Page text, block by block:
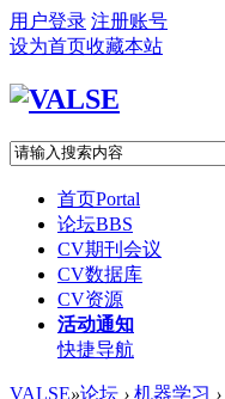
用户登录 注册账号
设为首页收藏本站
首页Portal
论坛BBS
CV期刊会议
CV数据库
CV资源
活动通知
快捷导航
VALSE»论坛 › 机器学习 ›